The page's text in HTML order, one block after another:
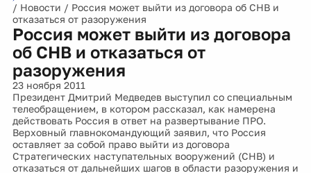
/ Новости / Россия может выйти из договора об СНВ и
отказаться от разоружения
Россия может выйти из договора
об СНВ и отказаться от
разоружения
23 ноября 2011
Президент Дмитрий Медведев выступил со специальным
телеобращением, в котором рассказал, как намерена
действовать Россия в ответ на развертывание ПРО.
Верховный главнокомандующий заявил, что Россия
оставляет за собой право выйти из договора
Стратегических наступательных вооружений (СНВ) и
отказаться от дальнейших шагов в области разоружения и